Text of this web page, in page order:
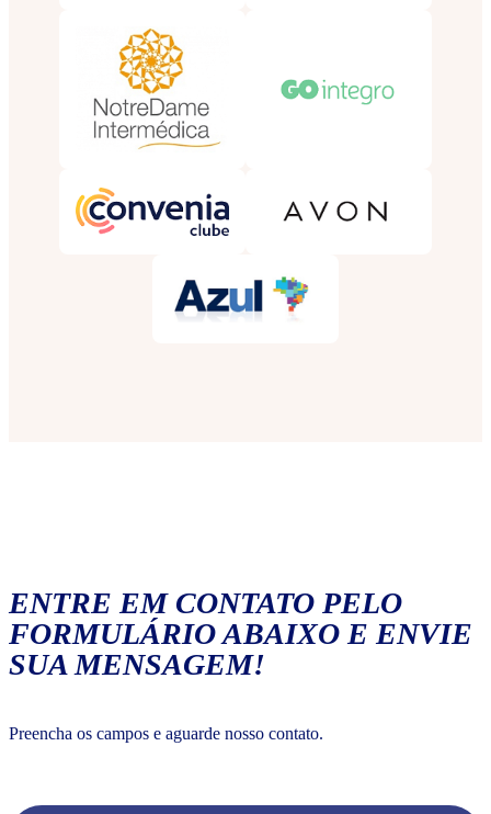
ENTRE EM CONTATO PELO
FORMULÁRIO ABAIXO E ENVIE
SUA MENSAGEM!
Preencha os campos e aguarde nosso contato.